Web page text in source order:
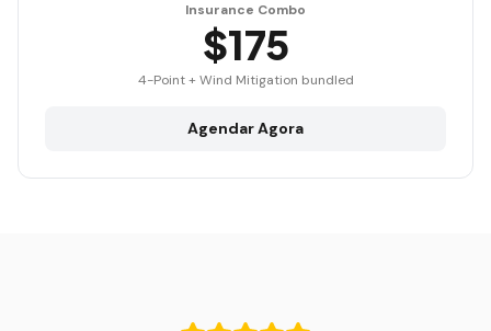
Insurance Combo
$175
4-Point + Wind Mitigation bundled
Agendar Agora